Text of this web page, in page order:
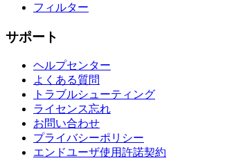
フィルター
サポート
ヘルプセンター
よくある質問
トラブルシューティング
ライセンス忘れ
お問い合わせ
プライバシーポリシー
エンドユーザ使用許諾契約